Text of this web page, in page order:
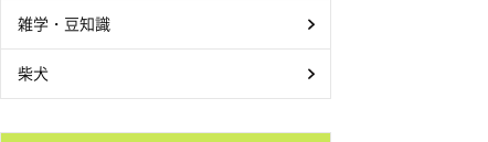
雑学・豆知識
柴犬